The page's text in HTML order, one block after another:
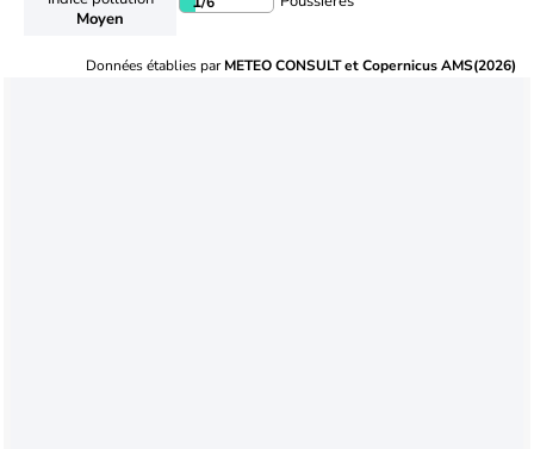
Moyen
Données établies parMETEO CONSULT et Copernicus AMS(2026)